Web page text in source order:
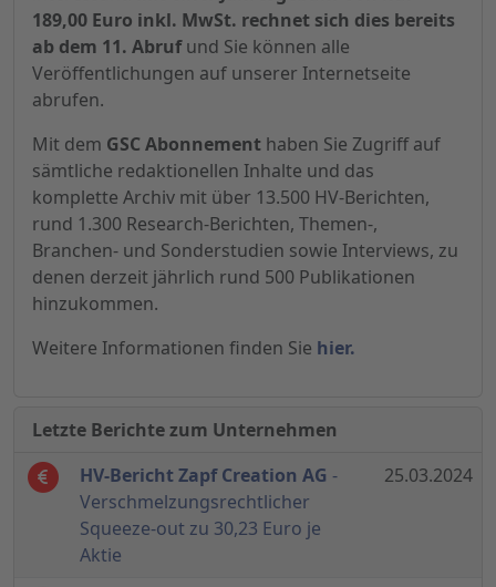
189,00 Euro inkl. MwSt. rechnet sich dies bereits
ab dem 11. Abrufund Sie können alle
Veröffentlichungen auf unserer Internetseite
abrufen.
Mit dem GSC Abonnement haben Sie Zugriff auf
sämtliche redaktionellen Inhalte und das
komplette Archiv mit über 13.500 HV-Berichten,
rund 1.300 Research-Berichten, Themen-,
Branchen- und Sonderstudien sowie Interviews, zu
denen derzeit jährlich rund 500 Publikationen
hinzukommen.
Weitere Informationen finden Sie hier.
Letzte Berichte zum Unternehmen
HV-Bericht Zapf Creation AG -
Verschmelzungsrechtlicher
Squeeze-out zu 30,23 Euro je
Aktie
25.03.2024